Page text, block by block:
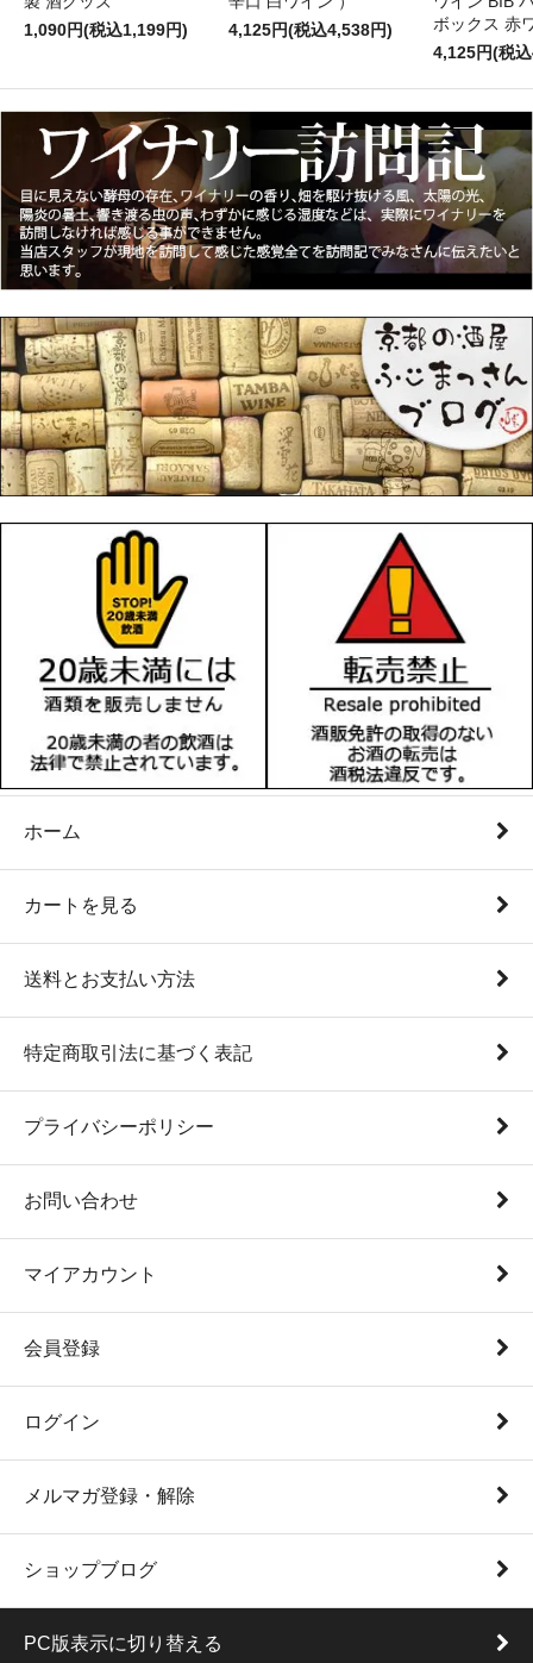
1,090円(税込1,199円)
4,125円(税込4,538円)
ボックス 赤
4,125円(税
ホーム
カートを見る
送料とお支払い方法
特定商取引法に基づく表記
プライバシーポリシー
お問い合わせ
マイアカウント
会員登録
ログイン
メルマガ登録・解除
ショップブログ
PC版表示に切り替える